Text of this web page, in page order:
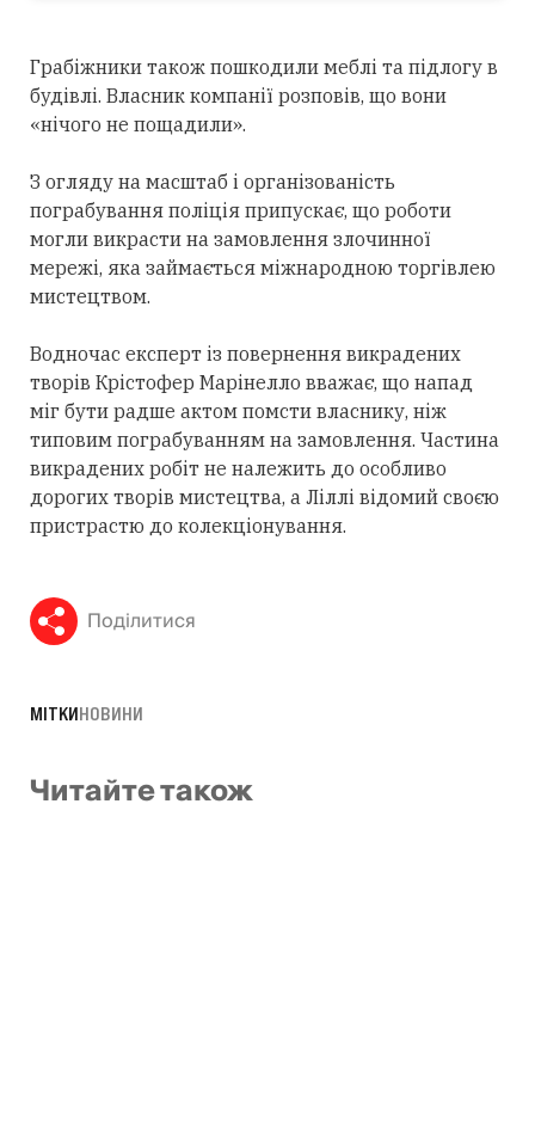
Грабіжники також пошкодили меблі та підлогу в
будівлі. Власник компанії розповів, що вони
«нічого не пощадили».
З огляду на масштаб і організованість
пограбування поліція припускає, що роботи
могли викрасти на замовлення злочинної
мережі, яка займається міжнародною торгівлею
мистецтвом.
Водночас експерт із повернення викрадених
творів Крістофер Марінелло вважає, що напад
міг бути радше актом помсти власнику, ніж
типовим пограбуванням на замовлення. Частина
викрадених робіт не належить до особливо
дорогих творів мистецтва, а Ліллі відомий своєю
пристрастю до колекціонування.
Поділитися
МІТКИНОВИНИ
Читайте також